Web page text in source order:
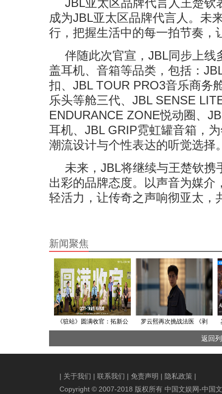
JBL亚太区品牌代言人王楚钦
成为JBL亚太区品牌代言人。未
行，把握生活中的每一拍节奏，
伴随此次官宣，JBL同步上
盖耳机、音箱等品类，包括：
扣、JBL TOUR PRO3音乐商务
乐头等舱三代、JBL SENSE
ENDURANCE ZONE悦动圈、
耳机、JBL GRIP霓虹罐音箱，
潮流设计与个性表达的听觉选择
未来，JBL将继续与王楚钦
出彩的品牌态度。以声音为媒介
轻活力，让传奇之声响彻亚太，
新闻聚焦
《驻站》圆满收官：拓新公
罗云熙再次挑战法医 《剥
茧》12月29日全网高能开播
返回
| 关于我们 | 联系我们 | 免责声明 | 隐私政策 |
Copyright © 2007-2018 版权所有 中国文娱网-中国